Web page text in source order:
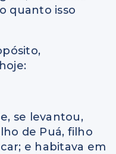
quanto isso
se levantou,
de Puá, filho
e habitava em